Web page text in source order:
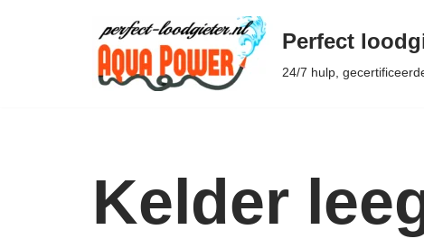
Perfect
24/7 hulp,
Kelder